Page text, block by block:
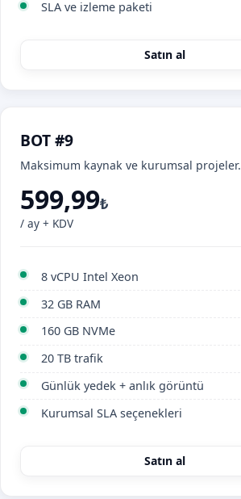
SLA ve izleme paketi
Satın al
BOT #9
Maksimum kaynak ve kurumsal projeler.
599,99₺
/ ay + KDV
8 vCPU Intel Xeon
32 GB RAM
160 GB NVMe
20 TB trafik
Günlük yedek + anlık görüntü
Kurumsal SLA seçenekleri
Satın al